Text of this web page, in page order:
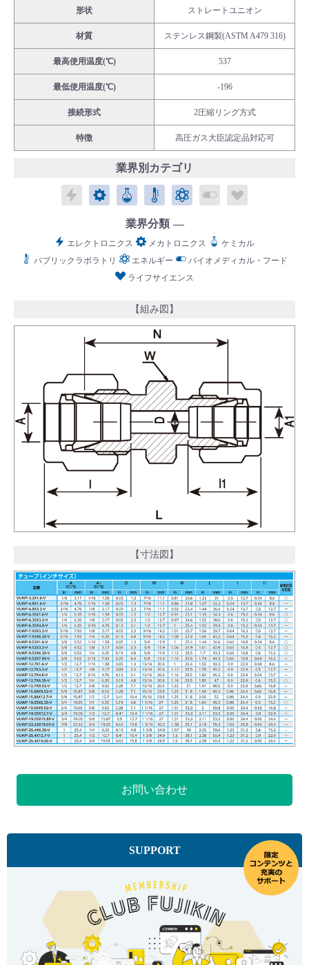
採用情報
languageLanguage：日本語／English
mailお問い合わせ
形状 ストレートユニオン
材質 ステンレス鋼製(ASTM A479 316)
最高使用温度(℃) 537
最低使用温度(℃) -196
接続形式 2圧縮リング方式
特徴 高圧ガス大臣認定品対応可
業界別カテゴリ
エレクトロニクス
メカトロニクス
ケミカルパブリックラボラトリ
エネルギーバイオメディカ
業界分類
エレクトロニクス メカトロニクス
ケミカル
パブリックラボラトリ
エネルギー
バイオメディカル・フード
ライフサイエンス
【組み図】
【寸法図】
お問い合わせ
SUPPORT